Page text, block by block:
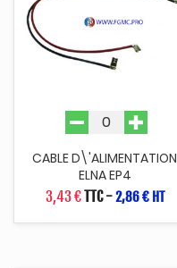
CABLE D\'ALIMENTATION
ELNA EP4
3,43 €TTC-2,86 € HT